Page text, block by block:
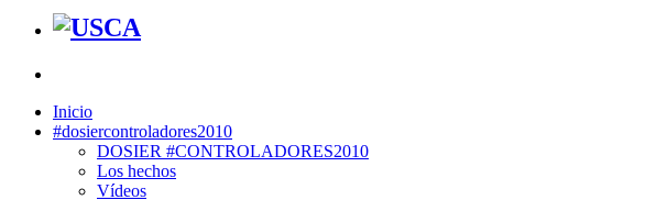
Inicio
#dosiercontroladores2010
DOSIER #CONTROLADORES2010
Los hechos
Vídeos